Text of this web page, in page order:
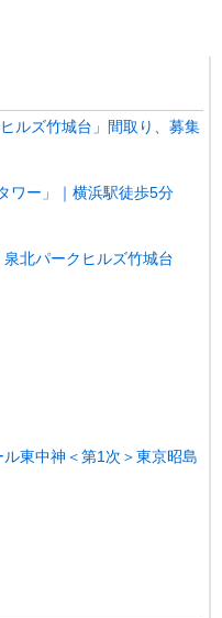
ルズ竹城台」間取り、募集
ワー」｜横浜駅徒歩5分
泉北パークヒルズ竹城台
東中神＜第1次＞東京昭島